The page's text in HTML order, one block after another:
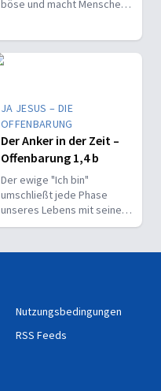
böse und macht Menschen
JA JESUS – DIE
OFFENBARUNG
Der Anker in der Zeit –
Offenbarung 1,4 b
Der ewige "Ich bin"
umschließt jede Phase
unseres Lebens mit seiner
Gegenwart, seiner Treue
Nutzungsbedingungen
RSS Feeds